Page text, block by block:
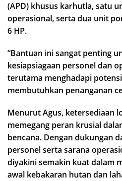
(APD) khusus karhutla, satu
operasional, serta dua unit
6 HP.
“Bantuan ini sangat penting
kesiapsiagaan personel dan
terutama menghadapi
membutuhkan penanganan
Menurut Agus, ketersediaan
memegang peran krusial
bencana. Dengan dukungan
personel serta sarana
diyakini semakin kuat dalam
awal kebakaran hutan dan